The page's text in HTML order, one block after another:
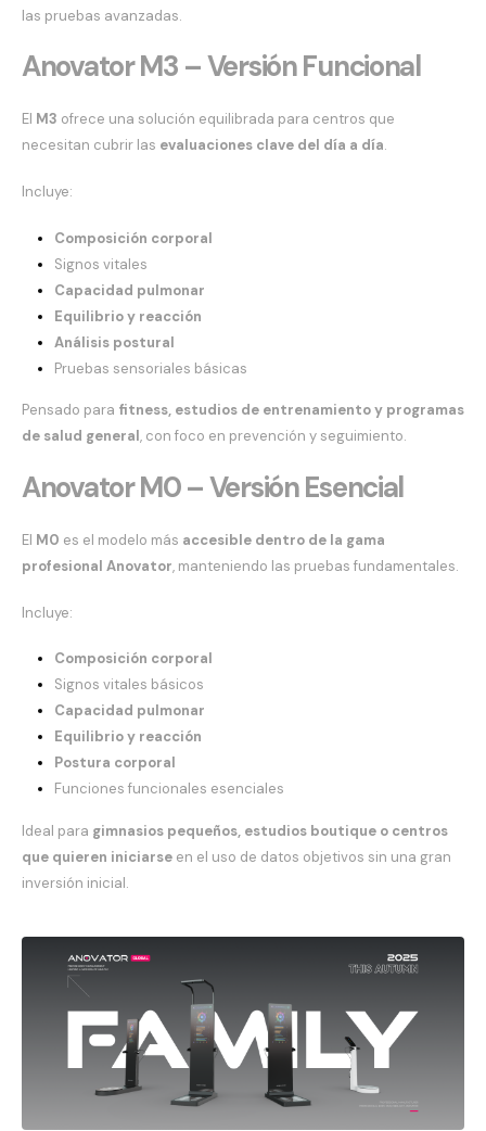
las pruebas avanzadas.
Anovator M3 – Versión Funcional
El M3 ofrece una solución equilibrada para centros que
necesitan cubrir las evaluaciones clave del día a día.
Incluye:
Composición corporal
Signos vitales
Capacidad pulmonar
Equilibrio y reacción
Análisis postural
Pruebas sensoriales básicas
Pensado para fitness, estudios de entrenamiento y programas
de salud general, con foco en prevención y seguimiento.
Anovator M0 – Versión Esencial
El M0 es el modelo más accesible dentro de la gama
profesional Anovator, manteniendo las pruebas fundamentales.
Incluye:
Composición corporal
Signos vitales básicos
Capacidad pulmonar
Equilibrio y reacción
Postura corporal
Funciones funcionales esenciales
Ideal para gimnasios pequeños, estudios boutique o centros
que quieren iniciarse en el uso de datos objetivos sin una gran
inversión inicial.